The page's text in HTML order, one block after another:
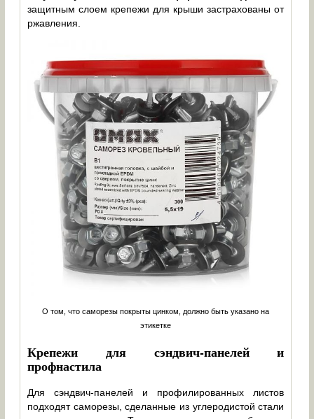
защитным слоем крепежи для крыши застрахованы от
ржавления.
О том, что саморезы покрыты цинком, должно быть указано на
этикетке
Крепежи для сэндвич-панелей и
профнастила
Для сэндвич-панелей и профилированных листов
подходят саморезы, сделанные из углеродистой стали